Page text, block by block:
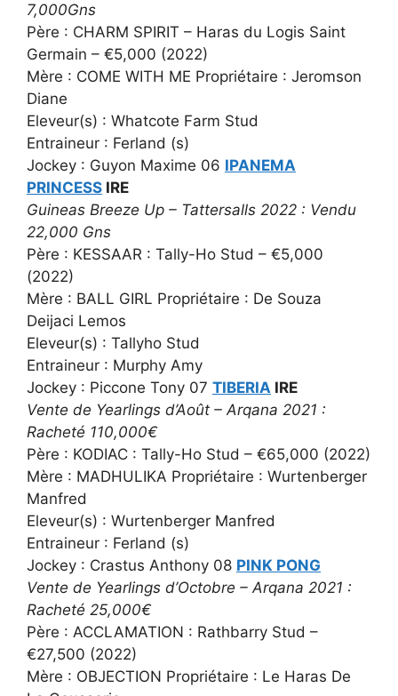
7,000Gns
Père : CHARM SPIRIT – Haras du Logis Saint
Germain – €5,000 (2022)
Mère : COME WITH ME Propriétaire : Jeromson
Diane
Eleveur(s) : Whatcote Farm Stud
Entraineur : Ferland (s)
Jockey : Guyon Maxime 06 IPANEMA
PRINCESS IRE
Guineas Breeze Up – Tattersalls 2022 : Vendu
22,000 Gns
Père : KESSAAR : Tally-Ho Stud – €5,000
(2022)
Mère : BALL GIRL Propriétaire : De Souza
Deijaci Lemos
Eleveur(s) : Tallyho Stud
Entraineur : Murphy Amy
Jockey : Piccone Tony 07 TIBERIA IRE
Vente de Yearlings d’Août – Arqana 2021 :
Racheté 110,000€
Père : KODIAC : Tally-Ho Stud – €65,000 (2022)
Mère : MADHULIKA Propriétaire : Wurtenberger
Manfred
Eleveur(s) : Wurtenberger Manfred
Entraineur : Ferland (s)
Jockey : Crastus Anthony 08 PINK PONG
Vente de Yearlings d’Octobre – Arqana 2021 :
Racheté 25,000€
Père : ACCLAMATION : Rathbarry Stud –
€27,500 (2022)
Mère : OBJECTION Propriétaire : Le Haras De